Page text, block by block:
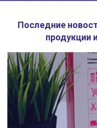
Последние
продукции